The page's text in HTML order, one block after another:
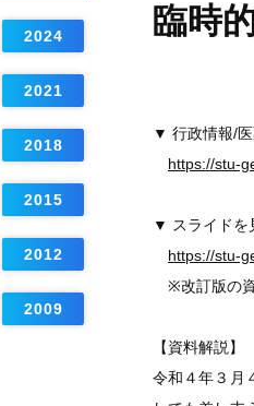
臨時
▼ 行政情報/
https://stu-
▼ スライドを
https://stu-
※改訂版の資
【資料解説】
令和４年３月
2024
2021
2018
2015
2012
2009